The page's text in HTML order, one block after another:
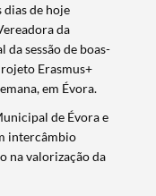
dias de hoje
da
da sessão de boas-
Erasmus+
em Évora.
de Évora e
intercâmbio
na valorização da